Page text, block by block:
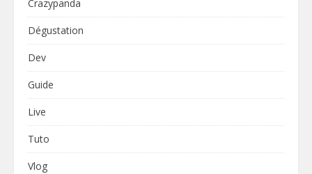
Crazypanda
Dégustation
Dev
Guide
Live
Tuto
Vlog